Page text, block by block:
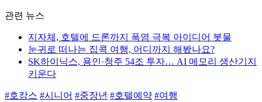
관련 뉴스
지자체, 호텔에 드론까지 폭염 극복 아이디어 봇물
눈귀로 떠나는 집콕 여행, 어디까지 해봤나요?
SK하이닉스, 용인·청주 54조 투자… AI 메모리 생산기지
키운다
#호캉스 #시니어 #중장년 #호텔예약 #여행